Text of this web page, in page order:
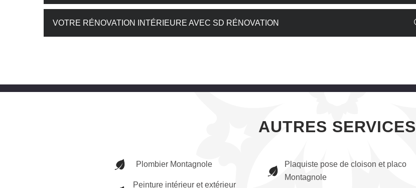
VOTRE RÉNOVATION INTÉRIEURE AVEC SD RÉNOVATION
AUTRES SERVICES
Plombier Montagnole
Peinture intérieur et extérieur
Plaquiste pose de cloison et placo
Montagnole